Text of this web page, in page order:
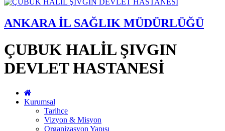
ANKARA İL SAĞLIK MÜDÜRLÜĞÜ
ÇUBUK HALİL ŞIVGIN
DEVLET HASTANESİ
Kurumsal
Tarihçe
Vizyon & Misyon
Organizasyon Yapısı